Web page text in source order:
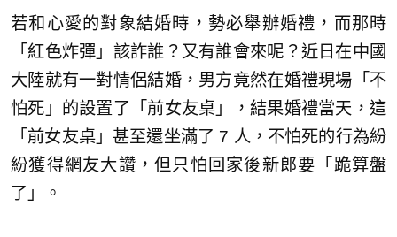
若和心愛的對象結婚時，勢必舉辦婚禮，而那時
「紅色炸彈」該詐誰？又有誰會來呢？近日在中國
大陸就有一對情侶結婚，男方竟然在婚禮現場「不
怕死」的設置了「前女友桌」，結果婚禮當天，這
「前女友桌」甚至還坐滿了 7 人，不怕死的行為紛
紛獲得網友大讚，但只怕回家後新郎要「跪算盤
了」。